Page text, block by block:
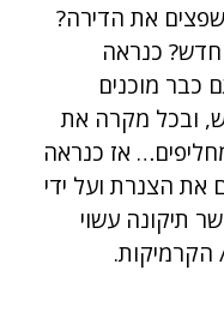
את הדירה?
כנראה
כבר מוכנים
ובכל מקרה את
אז כנראה
הצנרת ועל ידי
תיקונה עשוי
הקרמיקות.